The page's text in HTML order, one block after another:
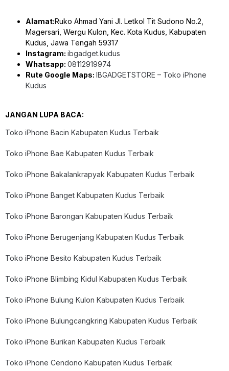
Alamat:Ruko Ahmad Yani Jl. Letkol Tit Sudono No.2,
Magersari, Wergu Kulon, Kec. Kota Kudus, Kabupaten
Kudus, Jawa Tengah 59317
Instagram: ibgadget.kudus
Whatsapp: 08112919974
Rute Google Maps: IBGADGETSTORE – Toko iPhone
Kudus
JANGAN LUPA BACA:
Toko iPhone Bacin Kabupaten Kudus Terbaik
Toko iPhone Bae Kabupaten Kudus Terbaik
Toko iPhone Bakalankrapyak Kabupaten Kudus Terbaik
Toko iPhone Banget Kabupaten Kudus Terbaik
Toko iPhone Barongan Kabupaten Kudus Terbaik
Toko iPhone Berugenjang Kabupaten Kudus Terbaik
Toko iPhone Besito Kabupaten Kudus Terbaik
Toko iPhone Blimbing Kidul Kabupaten Kudus Terbaik
Toko iPhone Bulung Kulon Kabupaten Kudus Terbaik
Toko iPhone Bulungcangkring Kabupaten Kudus Terbaik
Toko iPhone Burikan Kabupaten Kudus Terbaik
Toko iPhone Cendono Kabupaten Kudus Terbaik